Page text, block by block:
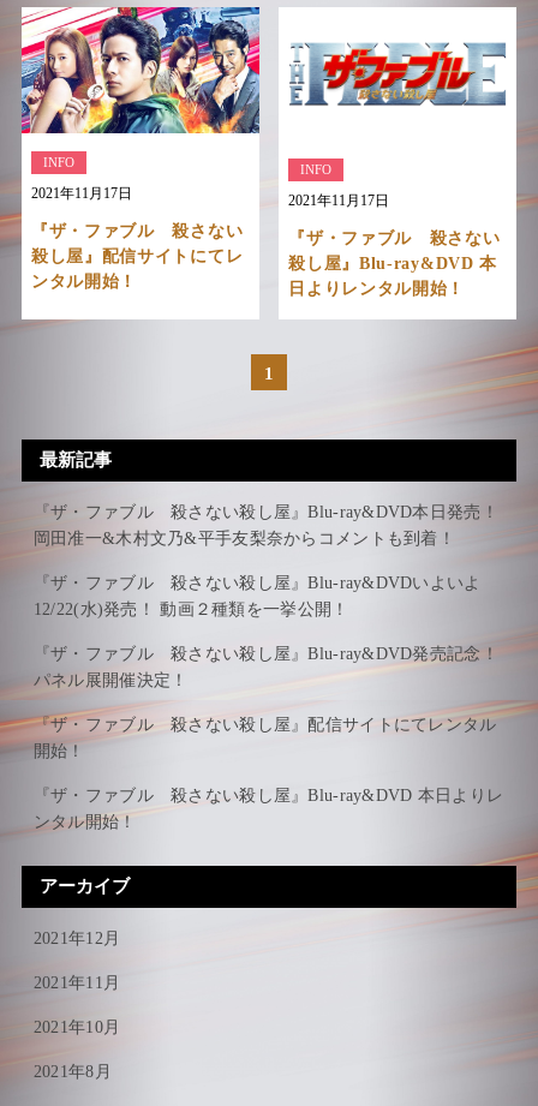
2021年11月17日
INFO
『ザ・ファブル 殺さない
殺し屋』配信サイトにてレ
ンタル開始！
2021年11月17日
INFO
『ザ・ファブル 殺さない
殺し屋』Blu-ray&DVD 本
日よりレンタル開始！
1
最新記事
『ザ・ファブル 殺さない殺し屋』Blu-ray&DVD本日発売！
岡田准一&木村文乃&平手友梨奈からコメントも到着！
『ザ・ファブル 殺さない殺し屋』Blu-ray&DVDいよいよ
12/22(水)発売！ 動画２種類を一挙公開！
『ザ・ファブル 殺さない殺し屋』Blu-ray&DVD発売記念！
パネル展開催決定！
『ザ・ファブル 殺さない殺し屋』配信サイトにてレンタル
開始！
『ザ・ファブル 殺さない殺し屋』Blu-ray&DVD 本日よりレ
ンタル開始！
アーカイブ
2021年12月
2021年11月
2021年10月
2021年8月